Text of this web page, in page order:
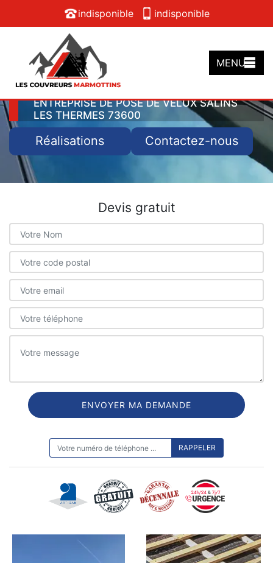
indisponible indisponible
MENU
ENTREPRISE DE POSE DE VELUX SALINS
LES THERMES 73600
Réalisations Contactez-nous
Devis gratuit